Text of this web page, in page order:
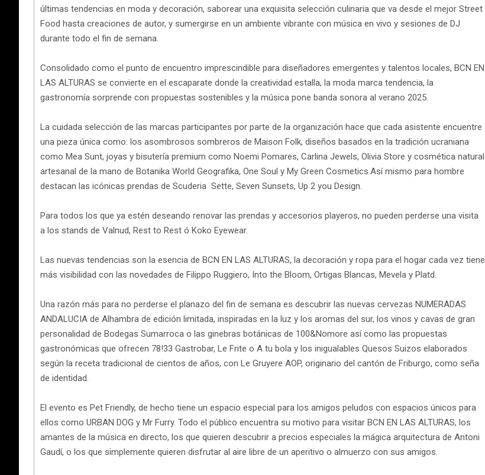
últimas tendencias en moda y decoración, saborear una exquisita selección culinaria que va desde el mejor Street
Food hasta creaciones de autor, y sumergirse en un ambiente vibrante con música en vivo y sesiones de DJ
durante todo el fin de semana.
Consolidado como el punto de encuentro imprescindible para diseñadores emergentes y talentos locales, BCN EN
LAS ALTURAS se convierte en el escaparate donde la creatividad estalla, la moda marca tendencia, la
gastronomía sorprende con propuestas sostenibles y la música pone banda sonora al verano 2025.
La cuidada selección de las marcas participantes por parte de la organización hace que cada asistente encuentre
una pieza única como: los asombrosos sombreros de Maison Folk, diseños basados en la tradición ucraniana
como Mea Sunt, joyas y bisutería premium como Noemi Pomares, Carlina Jewels, Olivia Store y cosmética natural
artesanal de la mano de Botanika World Geografika, One Soul y My Green Cosmetics.Así mismo para hombre
destacan las icónicas prendas de Scuderia Sette, Seven Sunsets, Up 2 you Design.
Para todos los que ya estén deseando renovar las prendas y accesorios playeros, no pueden perderse una visita
a los stands de Valnud, Rest to Rest ó Koko Eyewear.
Las nuevas tendencias son la esencia de BCN EN LAS ALTURAS, la decoración y ropa para el hogar cada vez tiene
más visibilidad con las novedades de Filippo Ruggiero, Into the Bloom, Ortigas Blancas, Mevela y Platd.
Una razón más para no perderse el planazo del fin de semana es descubrir las nuevas cervezas NUMERADAS
ANDALUCIA de Alhambra de edición limitada, inspiradas en la luz y los aromas del sur, los vinos y cavas de gran
personalidad de Bodegas Sumarroca o las ginebras botánicas de 100&Nomore así como las propuestas
gastronómicas que ofrecen 78!33 Gastrobar, Le Frite o A tu bola y los inigualables Quesos Suizos elaborados
según la receta tradicional de cientos de años, con Le Gruyere AOP, originario del cantón de Friburgo, como seña
de identidad.
El evento es Pet Friendly, de hecho tiene un espacio especial para los amigos peludos con espacios únicos para
ellos como URBAN DOG y Mr Furry. Todo el público encuentra su motivo para visitar BCN EN LAS ALTURAS, los
amantes de la música en directo, los que quieren descubrir a precios especiales la mágica arquitectura de Antoni
Gaudí, o los que simplemente quieren disfrutar al aire libre de un aperitivo o almuerzo con sus amigos.